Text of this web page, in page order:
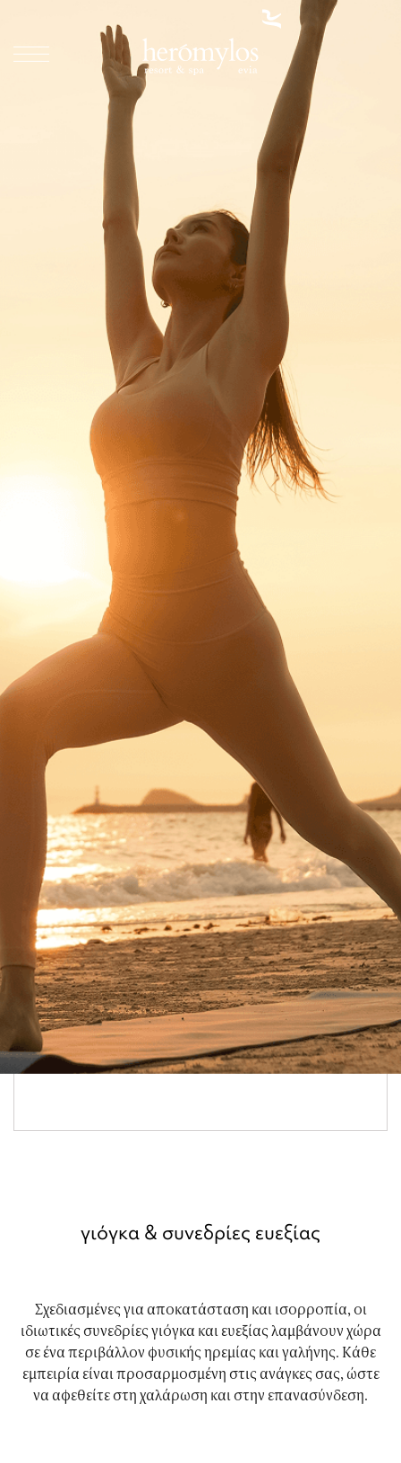
γιόγκα & συνεδρίες ευεξίας
Σχεδιασμένες για αποκατάσταση και ισορροπία, οι
ιδιωτικές συνεδρίες γιόγκα και ευεξίας λαμβάνουν χώρα
σε ένα περιβάλλον φυσικής ηρεμίας και γαλήνης. Κάθε
εμπειρία είναι προσαρμοσμένη στις ανάγκες σας, ώστε
να αφεθείτε στη χαλάρωση και στην επανασύνδεση.